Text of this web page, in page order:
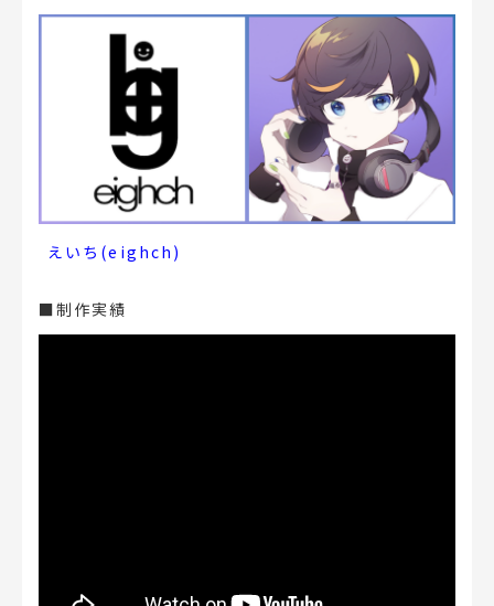
えいち(eighch)
■制作実績